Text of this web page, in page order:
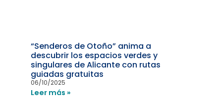
“Senderos de Otoño” anima a
descubrir los espacios verdes y
singulares de Alicante con rutas
guiadas gratuitas
06/10/2025
Leer más »